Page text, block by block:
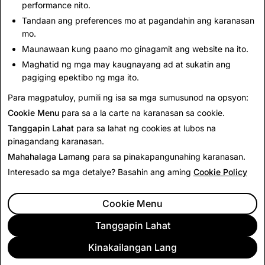
John Carroll University.
Bumalik sa lahat ng Executives
performance nito.
Tandaan ang preferences mo at pagandahin ang karanasan
mo.
Maunawaan kung paano mo ginagamit ang website na ito.
Maghatid ng mga may kaugnayang ad at sukatin ang
pagiging epektibo ng mga ito.
Para magpatuloy, pumili ng isa sa mga sumusunod na opsyon:
Cookie Menu para sa a la carte na karanasan sa cookie.
Tanggapin Lahat para sa lahat ng cookies at lubos na
pinagandang karanasan.
Mahahalaga Lamang para sa pinakapangunahing karanasan.
Interesado sa mga detalye? Basahin ang aming Cookie Policy
Kinakailangan Lang
Tanggapin Lahat
Cookie Menu